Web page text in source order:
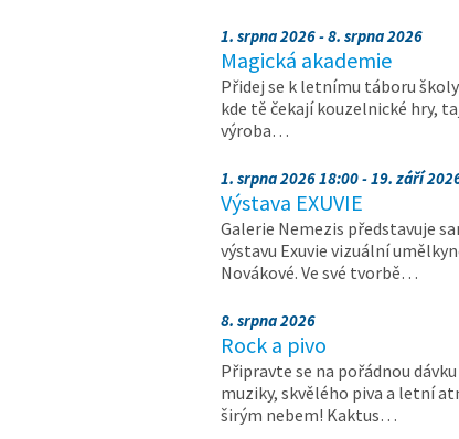
1. srpna 2026 - 8. srpna 2026
Magická akademie
Přidej se k letnímu táboru
kde tě čekají kouzelnické hry,
výroba…
1. srpna 2026 18:00 - 19. září
Výstava EXUVIE
Galerie Nemezis představuje
výstavu Exuvie vizuální
Novákové. Ve své tvorbě…
8. srpna 2026
Rock a pivo
Připravte se na pořádnou
muziky, skvělého piva a letní
širým nebem! Kaktus…